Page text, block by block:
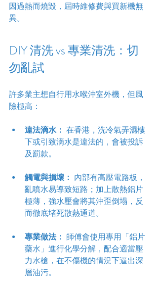
因過熱而燒毀，屆時維修費與買新機無
異。
DIY 清洗 vs 專業清洗：切
勿亂試
許多業主想自行用水喉沖室外機，但風
險極高：
違法滴水： 在香港，洗冷氣弄濕樓
下或引致滴水是違法的，會被投訴
及罰款。
觸電與損壞： 內部有高壓電路板，
亂噴水易導致短路；加上散熱鋁片
極薄，強水壓會將其沖歪倒塌，反
而徹底堵死散熱通道。
專業做法： 師傅會使用專用「鋁片
藥水」進行化學分解，配合適當壓
力水槍，在不傷機的情況下逼出深
層油污。